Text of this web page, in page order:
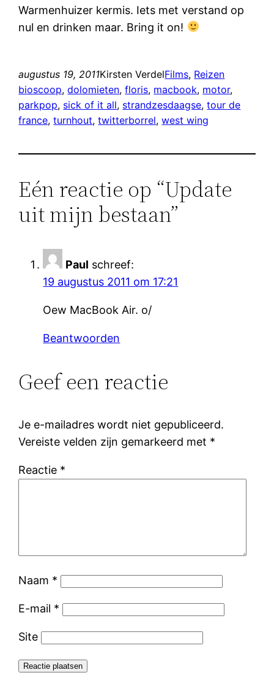
Warmenhuizer kermis. Iets met verstand op
nul en drinken maar. Bring it on!
augustus 19, 2011Kirsten VerdelFilms, Reizen
bioscoop, dolomieten, floris, macbook, motor
parkpop, sick of it all, strandzesdaagse, tour de
france, turnhout, twitterborrel, west wing
Eén reactie op “Update
uit mijn bestaan”
Paul schreef:
19 augustus 2011 om 17:21
Oew MacBook Air. o/
Beantwoorden
Geef een reactie
Je e-mailadres wordt niet gepubliceerd.
Vereiste velden zijn gemarkeerd met *
Reactie *
Naam *
E-mail *
Site